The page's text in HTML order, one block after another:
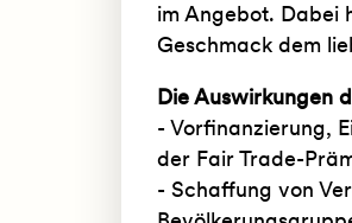
im Angebot. Dabei
Geschmack dem
Die Auswirkungen
- Vorfinanzierung,
der Fair Trade-
- Schaffung von